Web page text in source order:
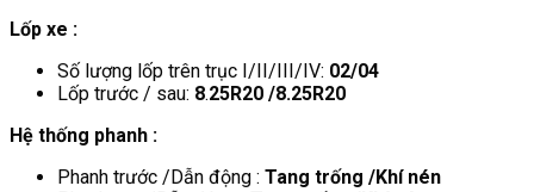
Lốp xe :
Số lượng lốp trên trục I/II/III/IV: 02/04
Lốp trước / sau: 8.25R20 /8.25R20
Hệ thống phanh :
Phanh trước /Dẫn động : Tang trống /Khí nén